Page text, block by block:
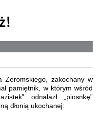
Żeromskiego, zakochany w
pamiętnik, w którym wśród
odnalazł „piosnkę”
dłonią ukochanej: